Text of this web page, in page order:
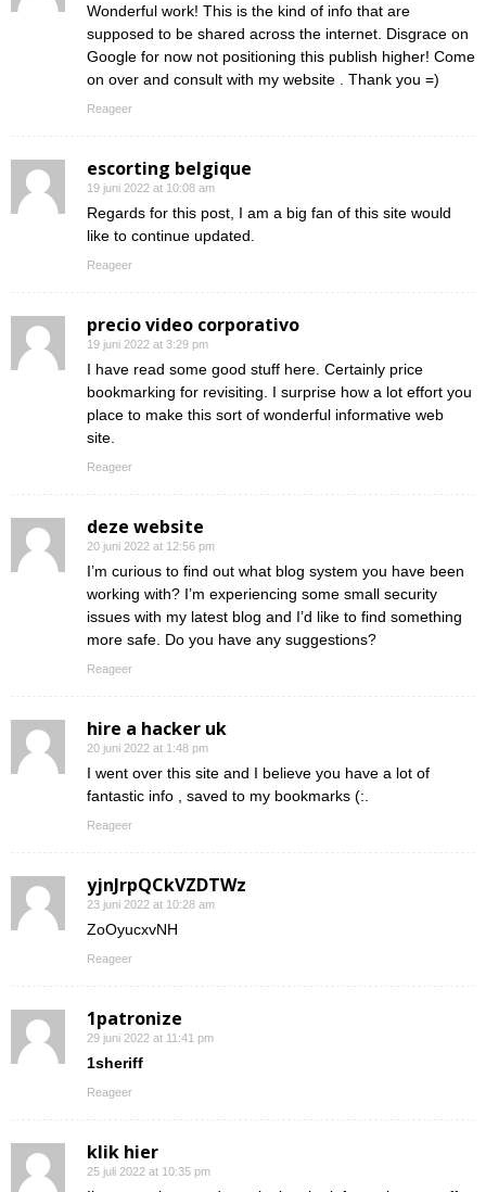
Wonderful work! This is the kind of info that are
supposed to be shared across the internet. Disgrace on
Google for now not positioning this publish higher! Come
on over and consult with my website . Thank you =)
Reageer
escorting belgique
19 juni 2022 at 10:08 am
Regards for this post, I am a big fan of this site would
like to continue updated.
Reageer
precio video corporativo
19 juni 2022 at 3:29 pm
I have read some good stuff here. Certainly price
bookmarking for revisiting. I surprise how a lot effort you
place to make this sort of wonderful informative web
site.
Reageer
deze website
20 juni 2022 at 12:56 pm
I’m curious to find out what blog system you have been
working with? I’m experiencing some small security
issues with my latest blog and I’d like to find something
more safe. Do you have any suggestions?
Reageer
hire a hacker uk
20 juni 2022 at 1:48 pm
I went over this site and I believe you have a lot of
fantastic info , saved to my bookmarks (:.
Reageer
yjnJrpQCkVZDTWz
23 juni 2022 at 10:28 am
ZoOyucxvNH
Reageer
1patronize
29 juni 2022 at 11:41 pm
1sheriff
Reageer
klik hier
25 juli 2022 at 10:35 pm